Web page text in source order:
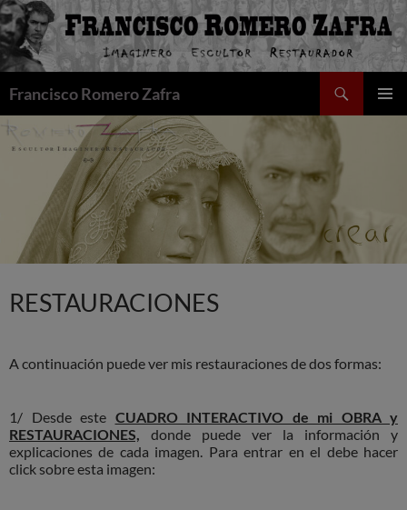
Saltar
al
contenido
Francisco Romero Zafra
RESTAURACIONES
A continuación puede ver mis restauraciones de dos formas:
1/ Desde este CUADRO INTERACTIVO de mi OBRA y
RESTAURACIONES, donde puede ver la información y
explicaciones de cada imagen. Para entrar en el debe hacer
click sobre esta imagen: